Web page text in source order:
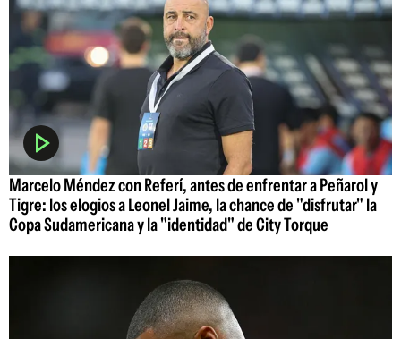
Marcelo Méndez con Referí, antes de enfrentar a Peñarol y
Tigre: los elogios a Leonel Jaime, la chance de "disfrutar" la
Copa Sudamericana y la "identidad" de City Torque